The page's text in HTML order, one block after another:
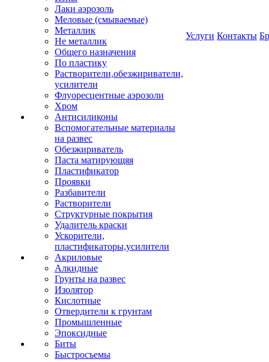
Лаки аэрозоль
Меловые (смываемые)
Металлик
Не металлик
Общего назначения
По пластику
Растворители,обезжириватели,
усилители
Флуоресцентные аэрозоли
Хром
Антисиликоны
Вспомогательные материалы
на развес
Обезжириватель
Паста матирующяя
Пластификатор
Проявки
Разбавители
Растворители
Структурные покрытия
Удалитель краски
Ускорители,
пластификаторы,усилители
Акриловые
Алкидные
Грунты на развес
Изолятор
Кислотные
Отвердители к грунтам
Промышленные
Эпоксидные
Биты
Быстросъемы
Услуги Контакты